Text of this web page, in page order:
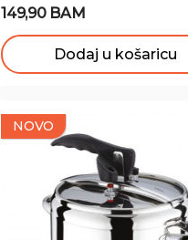
149,90 BAM
Dodaj u košaricu
NOVO